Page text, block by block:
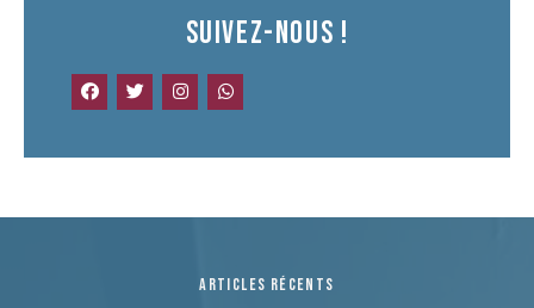
SUIVEZ-NOUS !
ARTICLES RÉCENTS